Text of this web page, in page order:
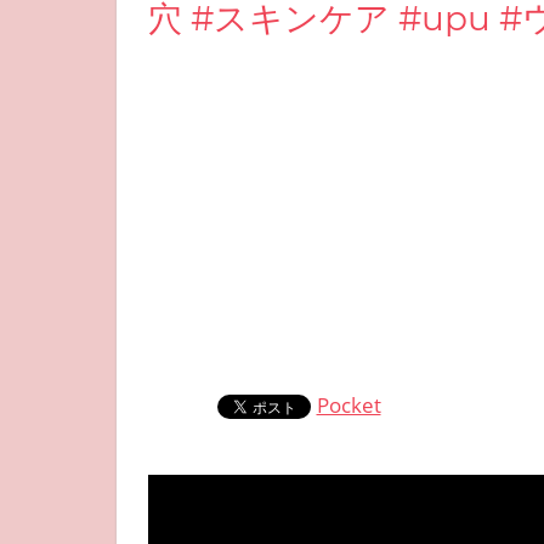
穴 #スキンケア #upu #
Pocket